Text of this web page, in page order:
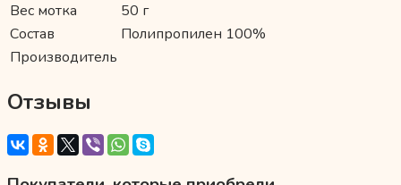
Вес мотка
50 г
Состав
Полипропилен 100%
Производитель
Отзывы